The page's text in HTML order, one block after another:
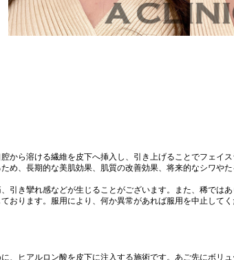
から溶ける繊維を皮下へ挿入し、引き上げることでフェイ
め、長期的な美肌効果、肌質の改善効果、将来的なシワやた
引き攣れ感などが生じることがございます。また、稀では
おります。服用により、何か異常があれば服用を中止してく
、ヒアルロン酸を皮下に注入する施術です。あご先にボリ